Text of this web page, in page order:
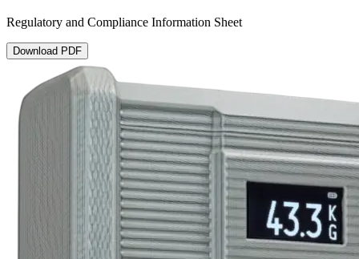
Regulatory and Compliance Information Sheet
Download PDF